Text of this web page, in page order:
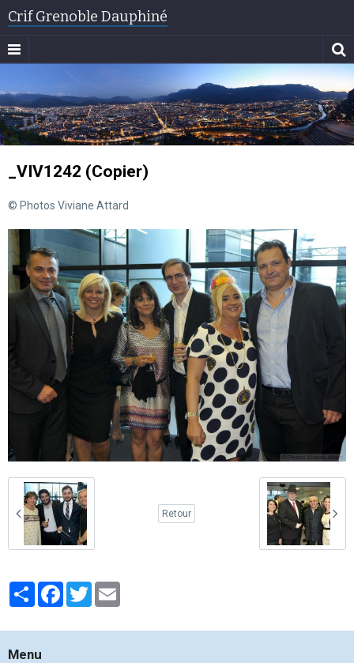
Crif Grenoble Dauphiné
_VIV1242 (Copier)
© Photos Viviane Attard
Retour
PartagerFacebook
Twitter
Menu